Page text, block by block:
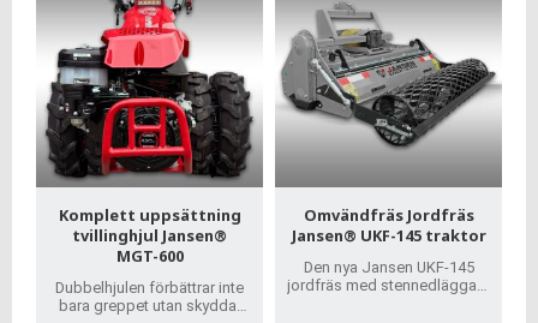
Komplett uppsättning
tvillinghjul Jansen®
MGT-600
Dubbelhjulen förbättrar inte
bara greppet utan skyddar
Omvändfräs Jordfräs
Jansen® UKF-145 traktor
Den nya Jansen UKF-145
jordfräs med stennedläggare